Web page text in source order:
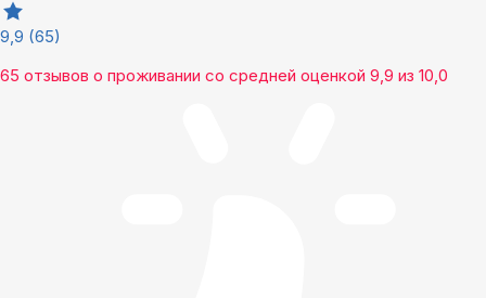
9,9 (65)
65 отзывов о проживании со средней оценкой 9,9 из 10,0